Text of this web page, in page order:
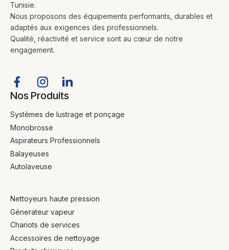
Tunisie.
Nous proposons des équipements performants, durables et
adaptés aux exigences des professionnels.
Qualité, réactivité et service sont au cœur de notre
engagement.
Nos Produits
Systèmes de lustrage et ponçage
Monobrosse
Aspirateurs Professionnels
Balayeuses
Autolaveuse
Nettoyeurs haute pression
Génerateur vapeur
Chariots de services
Accessoires de nettoyage